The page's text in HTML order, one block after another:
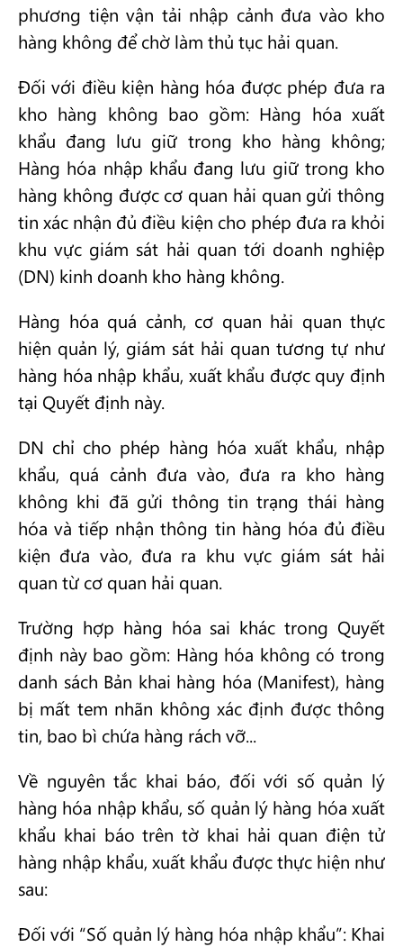
phương tiện vận tải nhập cảnh đưa vào kho
hàng không để chờ làm thủ tục hải quan.
Đối với điều kiện hàng hóa được phép đưa ra
kho hàng không bao gồm: Hàng hóa xuất
khẩu đang lưu giữ trong kho hàng không;
Hàng hóa nhập khẩu đang lưu giữ trong kho
hàng không được cơ quan hải quan gửi thông
tin xác nhận đủ điều kiện cho phép đưa ra khỏi
khu vực giám sát hải quan tới doanh nghiệp
(DN) kinh doanh kho hàng không.
Hàng hóa quá cảnh, cơ quan hải quan thực
hiện quản lý, giám sát hải quan tương tự như
hàng hóa nhập khẩu, xuất khẩu được quy định
tại Quyết định này.
DN chỉ cho phép hàng hóa xuất khẩu, nhập
khẩu, quá cảnh đưa vào, đưa ra kho hàng
không khi đã gửi thông tin trạng thái hàng
hóa và tiếp nhận thông tin hàng hóa đủ điều
kiện đưa vào, đưa ra khu vực giám sát hải
quan từ cơ quan hải quan.
Trường hợp hàng hóa sai khác trong Quyết
định này bao gồm: Hàng hóa không có trong
danh sách Bản khai hàng hóa (Manifest), hàng
bị mất tem nhãn không xác định được thông
tin, bao bì chứa hàng rách vỡ...
Về nguyên tắc khai báo, đối với số quản lý
hàng hóa nhập khẩu, số quản lý hàng hóa xuất
khẩu khai báo trên tờ khai hải quan điện tử
hàng nhập khẩu, xuất khẩu được thực hiện như
sau:
Đối với “Số quản lý hàng hóa nhập khẩu”: Khai